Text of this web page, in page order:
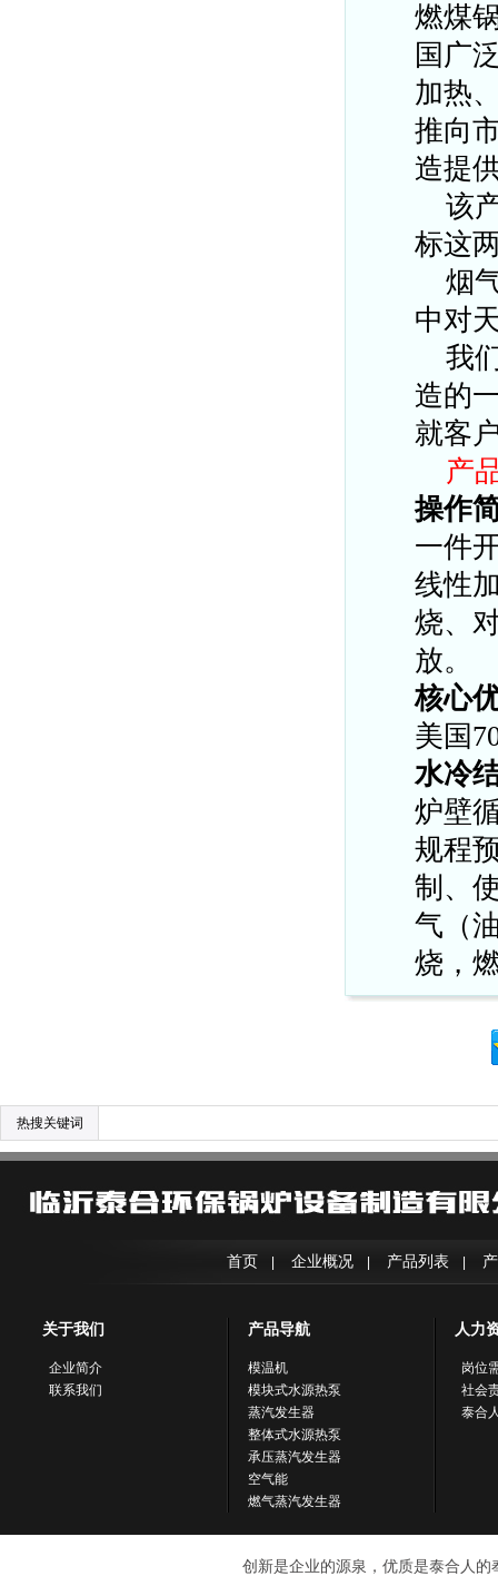
燃煤
国广
加热
推向
造提
该
标这
烟
中对
我
造的
就客
产
操作
一件
线性
烧、
放。
核心
美国
水冷
炉壁
规程
制、
气（
烧，
热搜关键词
首页 企业概况| 产品列表
关于我们
企业简介
联系我们
产品导航
模温机
模块式水源热泵
蒸汽发生器
整体式水源热泵
承压蒸汽发生器
空气能
燃气蒸汽发生器
人力
岗位
社会
泰合
创新是企业的源泉，优质是泰合人